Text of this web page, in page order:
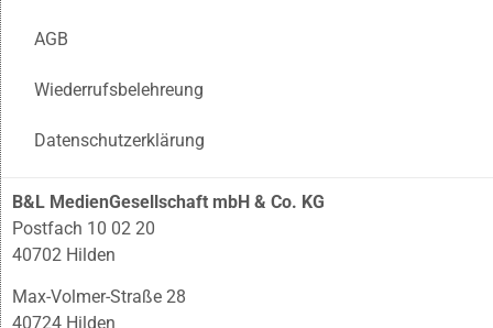
AGB
Wiederrufsbelehreung
Datenschutzerklärung
B&L MedienGesellschaft mbH & Co. KG
Postfach 10 02 20
40702 Hilden
Max-Volmer-Straße 28
40724 Hilden